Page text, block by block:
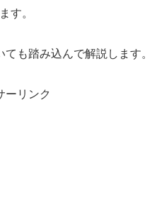
す。
も踏み込んで解説します。
ーリンク